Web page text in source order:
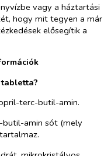
vagy a háztartási
hogy mit tegyen a már
elősegítik a
terc-butil-amin.
amin sót (mely